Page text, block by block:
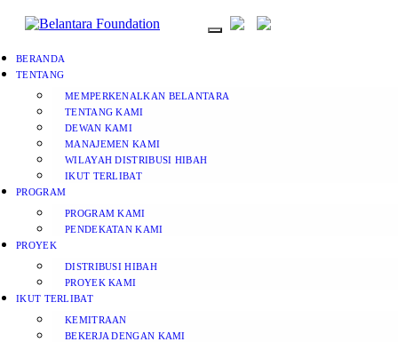
BERANDA
TENTANG
MEMPERKENALKAN BELANTARA
TENTANG KAMI
DEWAN KAMI
MANAJEMEN KAMI
WILAYAH DISTRIBUSI HIBAH
IKUT TERLIBAT
PROGRAM
PROGRAM KAMI
PENDEKATAN KAMI
PROYEK
DISTRIBUSI HIBAH
PROYEK KAMI
IKUT TERLIBAT
KEMITRAAN
BEKERJA DENGAN KAMI